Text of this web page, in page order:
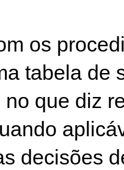
os
tabela de
que diz
decisões